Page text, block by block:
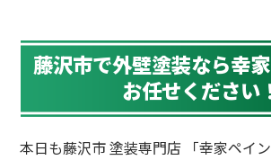
藤沢市で外壁塗装なら幸
お任せください
本日も藤沢市 塗装専門店 「幸家ペイ